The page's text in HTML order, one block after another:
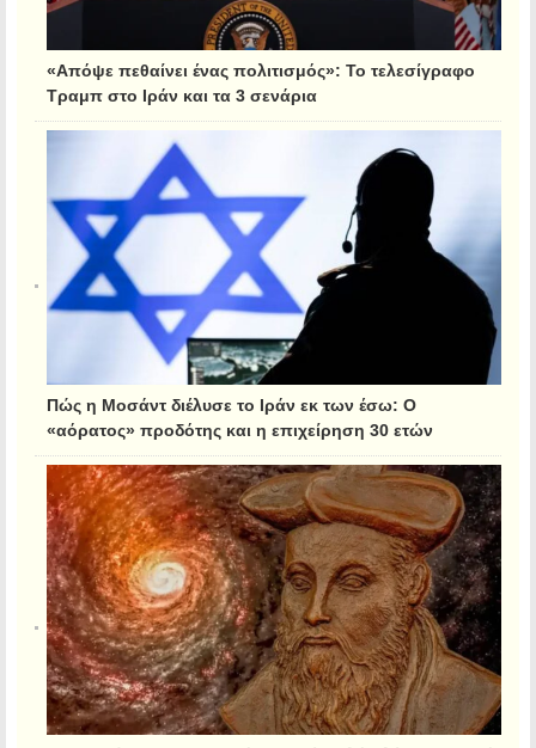
«Απόψε πεθαίνει ένας πολιτισμός»: Το τελεσίγραφο
Τραμπ στο Ιράν και τα 3 σενάρια
Πώς η Μοσάντ διέλυσε το Ιράν εκ των έσω: Ο
«αόρατος» προδότης και η επιχείρηση 30 ετών